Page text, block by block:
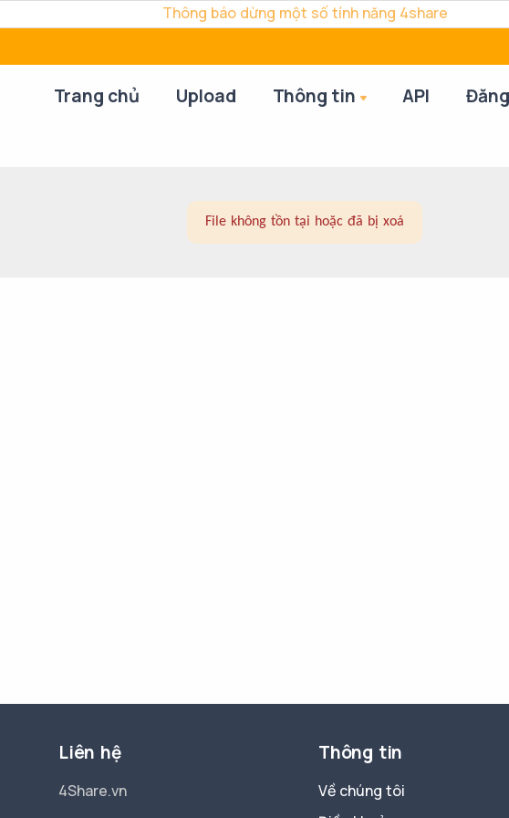
Thông báo dừng một số tính năng 4share
Trang chủ Upload Thông tin API
File không tồn tại hoặc đã bị xoá
Liên hệ
4Share.vn
Thông tin
Về chúng tôi